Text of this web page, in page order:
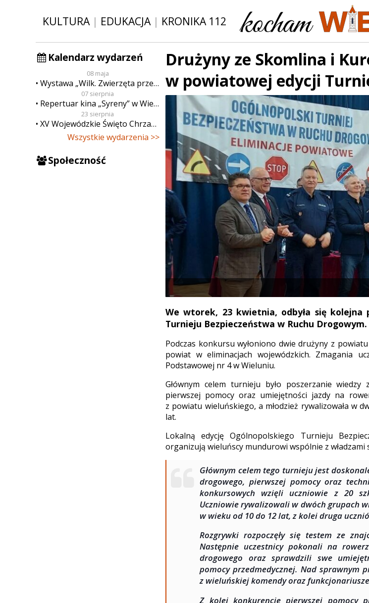
KULTURA| EDUKACJA| KRONIKA 112
Kalendarz wydarzeń
08 maja
Wystawa „Wilk. Zwierzęta przeklęte”
07 sierpnia
Repertuar kina „Syreny” w Wieluniu w dn. od 7 do 13 sierpnia
23 sierpnia
XV Wojewódzkie Święto Chrzanu
Wszystkie wydarzenia >>
Społeczność
Drużyny ze Skomlina i
w powiatowej edycji
We wtorek, 23 kwietnia, odbyła się kolejna
Turnieju Bezpieczeństwa w Ruchu Drogowym.
Podczas konkursu wyłoniono dwie drużyny z
powiat w eliminacjach wojewódzkich. Zmagania
Podstawowej nr 4 w Wieluniu.
Głównym celem turnieju było poszerzanie
pierwszej pomocy oraz umiejętności jazdy na
z powiatu wieluńskiego, a młodzież rywalizowała w
lat.
Lokalną edycję Ogólnopolskiego Turnieju
organizują wieluńscy mundurowi wspólnie z
Głównym celem tego turnieju jest
drogowego, pierwszej pomocy oraz
konkursowych wzięli uczniowie z 20
Uczniowie rywalizowali w dwóch grupach
w wieku od 10 do 12 lat, z kolei druga
Rozgrywki rozpoczęły się testem ze
Następnie uczestnicy pokonali na
drogowego oraz sprawdzili swe
pomocy przedmedycznej. Nad sprawnym
z wieluńskiej komendy oraz
Z kolei konkurencje pierwszej pomocy